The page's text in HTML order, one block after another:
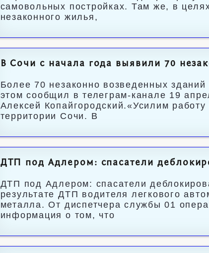
самовольных постройках. Там же, в
незаконного жилья,
В Сочи с начала года выявили 70
Более 70 незаконно возведенных
этом сообщил в телеграм-канале 19
Алексей Копайгородский.«Усилим
территории Сочи. В
ДТП под Адлером: спасатели
ДТП под Адлером: спасатели
результате ДТП водителя легкового
металла. От диспетчера службы 01
информация о том, что